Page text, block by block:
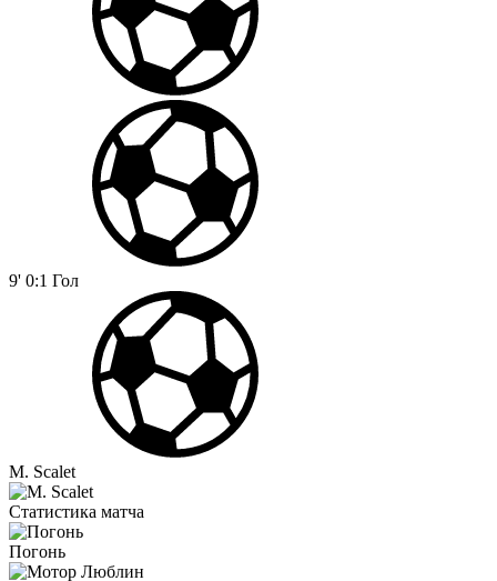
9' 0:1 Гол
M. Scalet
Статистика матча
Погонь